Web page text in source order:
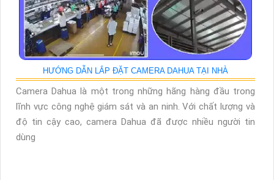
HƯỚNG DẪN LẮP ĐẶT CAMERA DAHUA TẠI NHÀ
Camera Dahua là một trong những hãng hàng đầu trong
lĩnh vực công nghệ giám sát và an ninh. Với chất lượng và
độ tin cậy cao, camera Dahua đã được nhiều người tin
dùng